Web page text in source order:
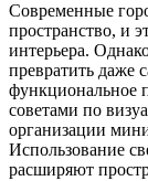
Современные
пространство, и
интерьера.
превратить даже
функциональное
советами по
организации
Использование
расширяют